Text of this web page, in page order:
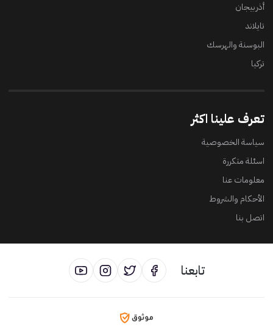
أذربيجان
تايلاند
البوسنة والهرسك
تركيا
تعرف علينا اكثر
سياسة الخصوصية
اسئلة متكررة
معلومات عنا
الأحكام والشروط
اتصل بنا
تابعنا